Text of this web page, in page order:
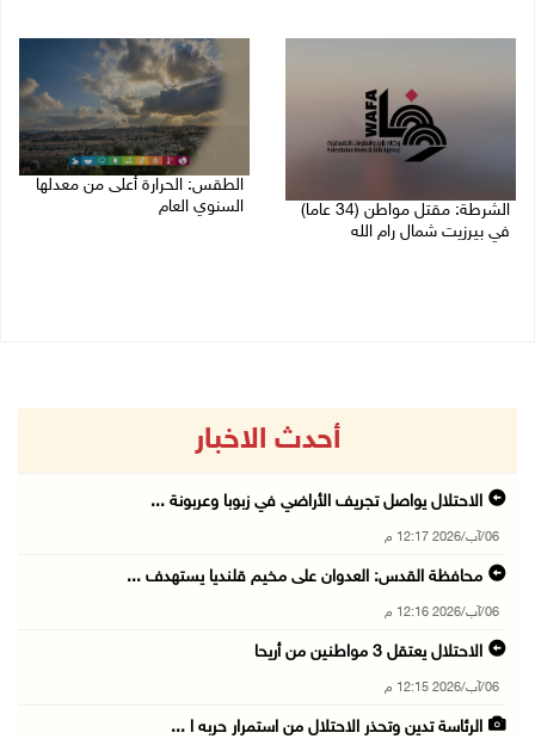
الشرطة: مقتل مواطن (34 عاما)
في بيرزيت شمال رام الله
الطقس: الحرارة أعلى من معدلها
السنوي العام
أحدث الاخبار
الاحتلال يواصل تجريف الأراضي في زبوبا وعربونة ...
06/آب/2026 12:17 م
محافظة القدس: العدوان على مخيم قلنديا يستهدف ...
06/آب/2026 12:16 م
الاحتلال يعتقل 3 مواطنين من أريحا
06/آب/2026 12:15 م
الرئاسة تدين وتحذر الاحتلال من استمرار حربه ا ...